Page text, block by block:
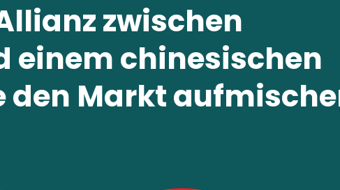
zwischen
einem chinesischen
den Markt